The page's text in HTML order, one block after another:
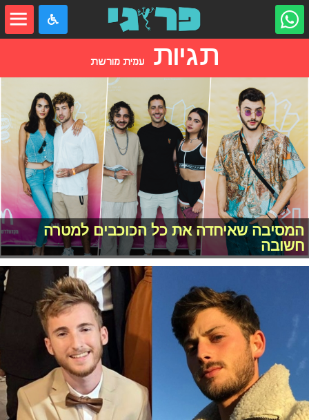
תגיות עמית מורשת
המסיבה שאיחדה את כל הכוכבים למטרה
חשובה